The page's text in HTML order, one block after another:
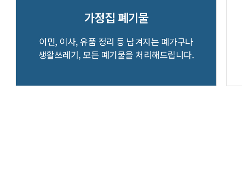
가정집 폐기물
이민, 이사, 유품 정리 등 남겨지는 폐가구나
생활쓰레기, 모든 폐기물을 처리해드립니다.